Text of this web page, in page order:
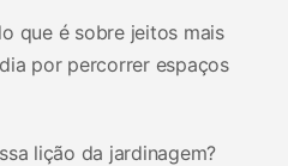
que é sobre jeitos mais
por percorrer espaços
lição da jardinagem?